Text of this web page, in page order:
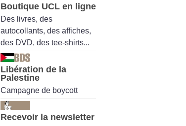
Boutique UCL en ligne
Des livres, des
autocollants, des affiches,
des DVD, des tee-shirts...
Libération de la
Palestine
Campagne de boycott
Recevoir la newsletter